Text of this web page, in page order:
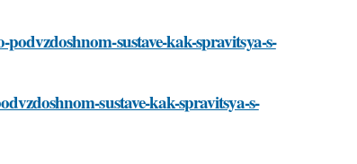
sustave-kak-spravitsya-s-
sustave-kak-spravitsya-s-